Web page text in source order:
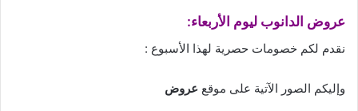
عروض الدانوب ليوم الأربعاء:
نقدم لكم خصومات حصرية لهذا الأسبوع :
وإليكم الصور الآتية على موقع عروض